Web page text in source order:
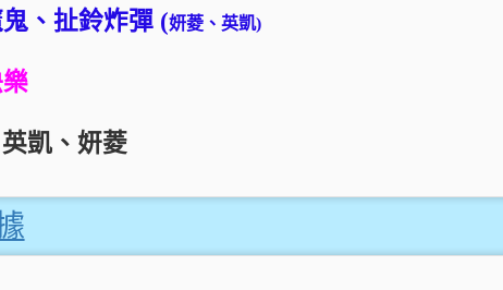
、扯鈴炸彈 (妍菱、英凱)
凱、妍菱